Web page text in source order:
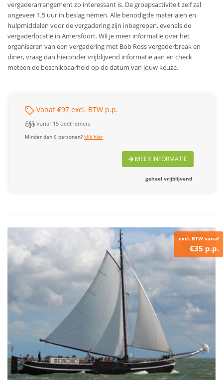
vergaderarrangement zo interessant is. De groepsactiviteit zelf zal
ongeveer 1,5 uur in beslag nemen. Alle benodigde materialen en
hulpmiddelen voor de vergadering zijn inbegrepen, evenals de
vergaderlocatie in Amersfoort. Wil je meer informatie over het
organiseren van een vergadering met Bob Ross vergaderbreak en
diner, vraag dan hieronder vrijblijvend informatie aan en check
meteen de beschikbaarheid op de datum van jouw keuze.
Vanaf €97 excl. BTW p.p.
Vanaf 15 deelnemers
Minder dan 6 personen?klik hier
MEER INFORMATIE
geheel vrijblijvend
excl. BTW vanaf
€35 p.p.